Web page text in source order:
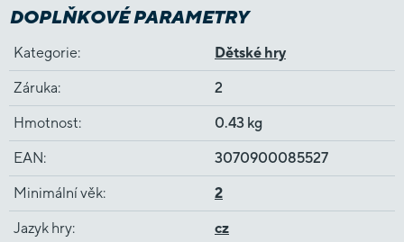
DOPLŇKOVÉ PARAMETRY
Kategorie: Dětské hry
Záruka: 2
Hmotnost: 0.43 kg
EAN: 3070900085527
Minimální věk: 2
Jazyk hry: cz